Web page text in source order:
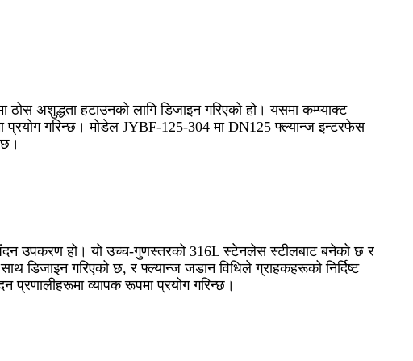
अशुद्धता हटाउनको लागि डिजाइन गरिएको हो। यसमा कम्प्याक्ट
प्रयोग गरिन्छ। मोडेल JYBF-125-304 मा DN125 फ्ल्यान्ज इन्टरफेस
उपकरण हो। यो उच्च-गुणस्तरको 316L स्टेनलेस स्टीलबाट बनेको छ र
डिजाइन गरिएको छ, र फ्ल्यान्ज जडान विधिले ग्राहकहरूको निर्दिष्ट
प्रणालीहरूमा व्यापक रूपमा प्रयोग गरिन्छ।